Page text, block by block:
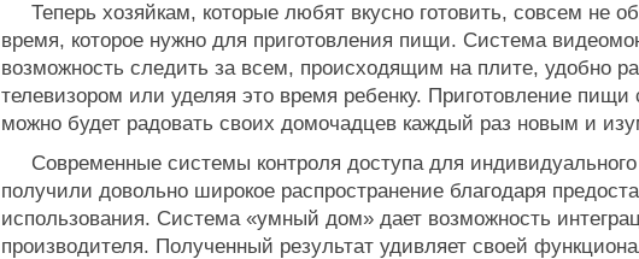
Теперь хозяйкам, которые любят вкусно готовить, совсем не
время, которое нужно для приготовления пищи. Система
возможность следить за всем, происходящим на плите, удобно
телевизором или уделяя это время ребенку. Приготовление пищи
можно будет радовать своих домочадцев каждый раз новым и
Современные системы контроля доступа для
получили довольно широкое распространение благодаря
использования. Система «умный дом» дает возможность
производителя. Полученный результат удивляет своей